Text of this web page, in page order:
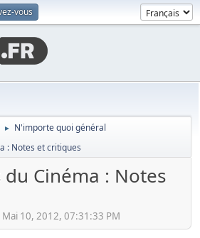
vous
► N'importe quoi général
: Notes et critiques
du Cinéma : Notes
10, 2012, 07:31:33 PM